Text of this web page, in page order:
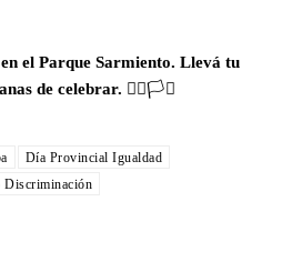
el Parque Sarmiento. Llevá tu
de celebrar. 🏳️‍🌈🏳️‍⚧️
Día Provincial Igualdad
Discriminación